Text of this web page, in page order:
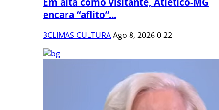
encara “aflito”...
3CLIMAS CULTURAAgo 8, 2026022